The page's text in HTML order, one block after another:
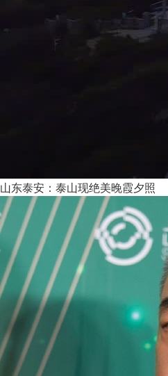
山东泰安：泰山现绝美晚霞夕照